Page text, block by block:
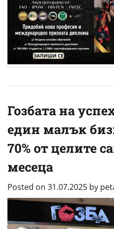
Гозбата на
един малък
70% от целите
месеца
Posted on 31.07.2025 by